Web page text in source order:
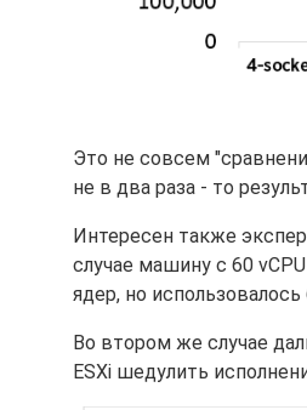
Это не совсем
не в два раза - то
Интересен также
случае машину с 60
ядер, но
Во втором же случае
ESXi шедулить